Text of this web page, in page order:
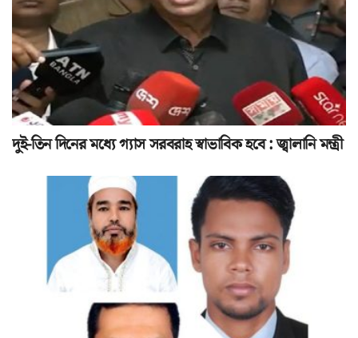
দুই-তিন দিনের মধ্যে গ্যাস সরবরাহ স্বাভাবিক হবে : জ্বালানি মন্ত্রী